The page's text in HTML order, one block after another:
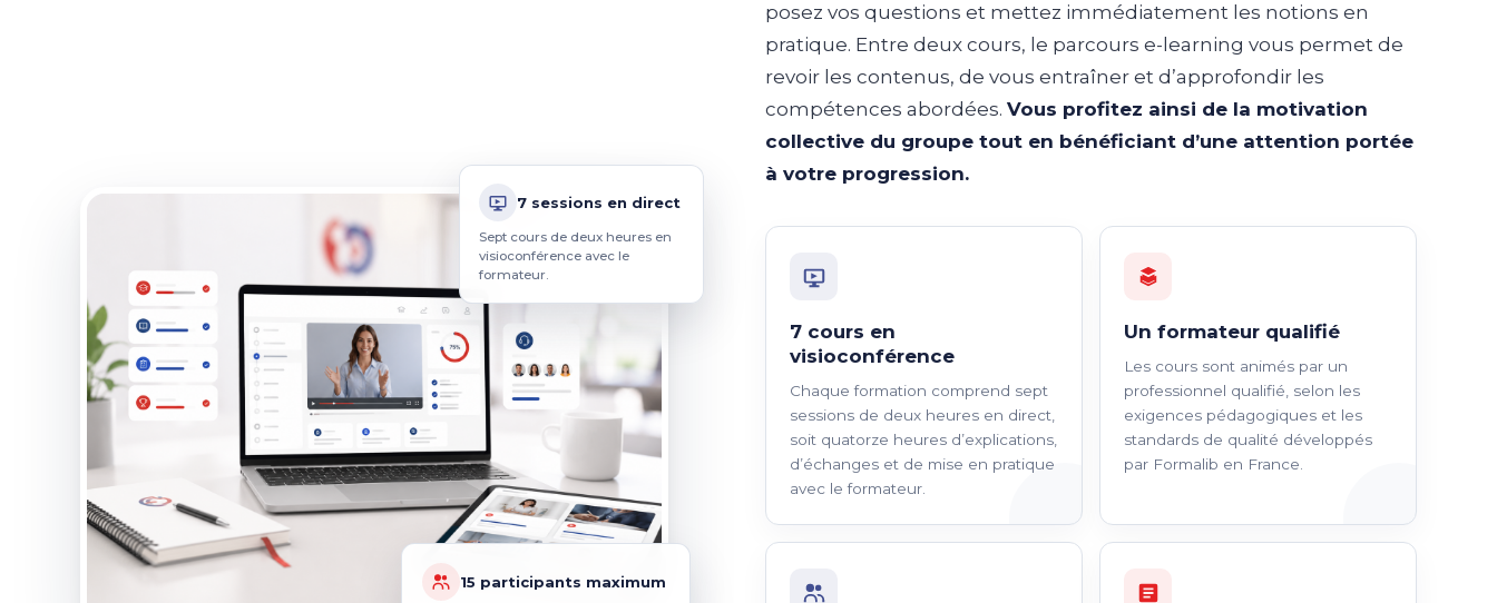
7 sessions en direct
Sept cours de deux heures en
visioconférence avec le
formateur.
15 participants maximum
posez vos questions et mettez immédiatement les notions en
pratique. Entre deux cours, le parcours e-learning vous permet de
revoir les contenus, de vous entraîner et d’approfondir les
compétences abordées.Vous profitez ainsi de la motivation
collective du groupe tout en bénéficiant d’une attention portée
à votre progression.
7 cours en
visioconférence
Chaque formation comprend sept
sessions de deux heures en direct,
soit quatorze heures d’explications,
d’échanges et de mise en pratique
avec le formateur.
Un formateur qualifié
Les cours sont animés par un
professionnel qualifié, selon les
exigences pédagogiques et les
standards de qualité développés
par Formalib en France.